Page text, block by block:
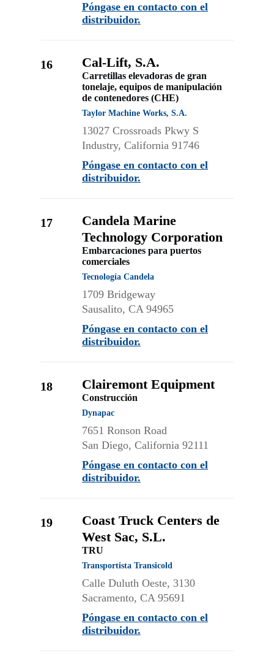
Póngase en contacto con el
distribuidor.
16 Cal-Lift, S.A.
Carretillas elevadoras de gran
tonelaje, equipos de manipulación
de contenedores (CHE)
Taylor Machine Works, S.A.
13027 Crossroads Pkwy S
Industry, California 91746
Póngase en contacto con el
distribuidor.
17
Candela Marine
Technology Corporation
Embarcaciones para puertos
comerciales
Tecnología Candela
1709 Bridgeway
Sausalito, CA 94965
Póngase en contacto con el
distribuidor.
18 Clairemont Equipment
Construcción
Dynapac
7651 Ronson Road
San Diego, California 92111
Póngase en contacto con el
distribuidor.
19
Coast Truck Centers de
West Sac, S.L.
TRU
Transportista Transicold
Calle Duluth Oeste, 3130
Sacramento, CA 95691
Póngase en contacto con el
distribuidor.